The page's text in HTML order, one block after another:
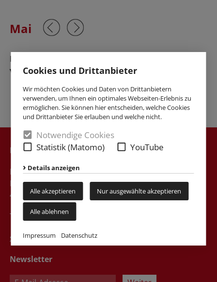
Cookies und Drittanbieter
Wir möchten Cookies und Daten von Drittanbietern
verwenden, um Ihnen ein optimales Webseiten-Erlebnis zu
ermöglichen. Sie können hier entscheiden, welche Cookies
und Drittanbieter Sie erlauben und welche nicht.
Notwendige Cookies
Statistik (Matomo)
YouTube
Details anzeigen
Alle akzeptieren Nur ausgewählte akzeptieren
Alle ablehnen
Impressum Datenschutz
Mai
Keine Veranstaltungen in diesem Monat
vorhanden.
Kontakt
Katholische Hochschulgemeinde Dortmund
Liebigstr. 49a
44139 Dortmund
Tel. 0231 / 75746
sekretariat@khg-dortmund.de
Newsletter